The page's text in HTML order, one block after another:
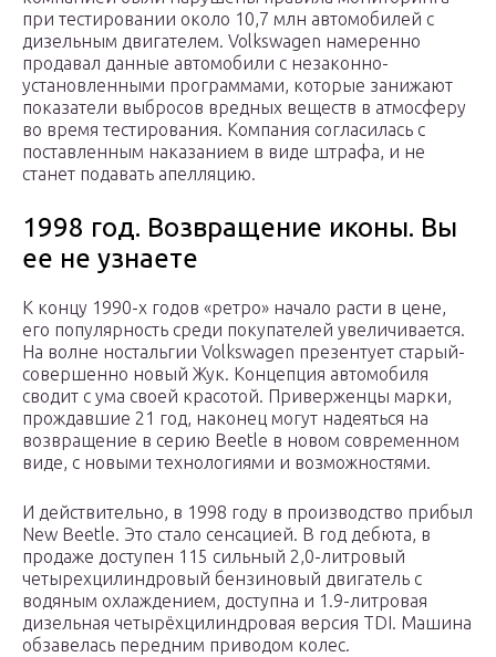
при тестировании около 10,7 млн автомобилей с
дизельным двигателем. Volkswagen намеренно
продавал данные автомобили с незаконно-
установленными программами, которые занижают
показатели выбросов вредных веществ в атмосферу
во время тестирования. Компания согласилась с
поставленным наказанием в виде штрафа, и не
станет подавать апелляцию.
1998 год. Возвращение иконы. Вы
ее не узнаете
К концу 1990-х годов «ретро» начало расти в цене,
его популярность среди покупателей увеличивается.
На волне ностальгии Volkswagen презентует старый-
совершенно новый Жук. Концепция автомобиля
сводит с ума своей красотой. Приверженцы марки,
прождавшие 21 год, наконец могут надеяться на
возвращение в серию Beetle в новом современном
виде, с новыми технологиями и возможностями.
И действительно, в 1998 году в производство прибыл
New Beetle. Это стало сенсацией. В год дебюта, в
продаже доступен 115 сильный 2,0-литровый
четырехцилиндровый бензиновый двигатель с
водяным охлаждением, доступна и 1.9-литровая
дизельная четырёхцилиндровая версия TDI. Машина
обзавелась передним приводом колес.